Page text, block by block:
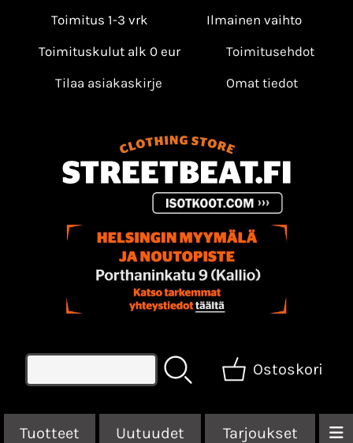
Toimitus 1-3 vrk
Ilmainen vaihto
Toimituskulut alk 0 eur
Toimitusehdot
Tilaa asiakaskirje
Omat tiedot
Ostoskori
Tuotteet Uutuudet Tarjoukset